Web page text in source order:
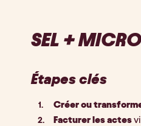
SEL +
Étapes clés
Créer ou
Facturer les actes